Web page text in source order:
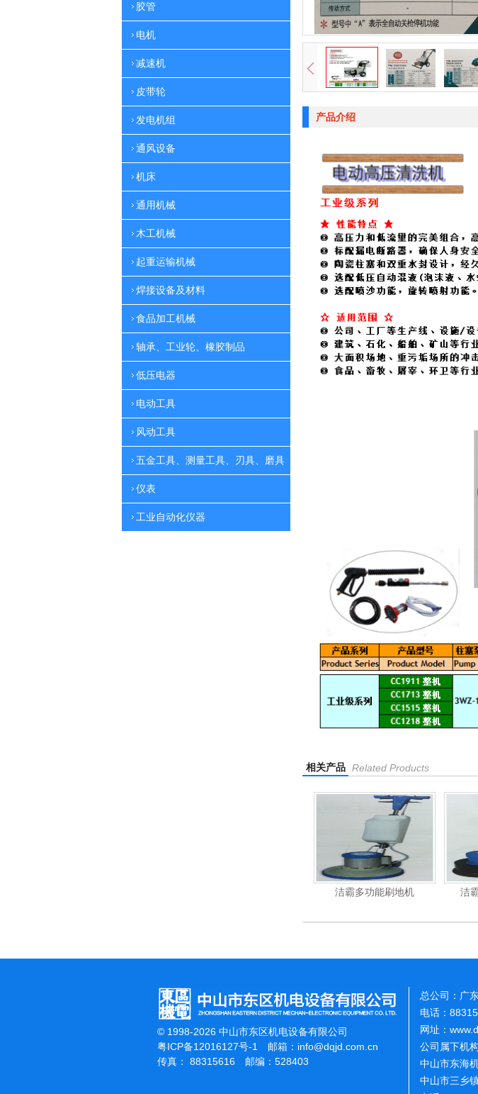
胶管
电机
减速机
皮带轮
发电机组
通风设备
机床
通用机械
木工机械
起重运输机械
焊接设备及材料
食品加工机械
轴承、工业轮、橡胶制品
低压电器
电动工具
风动工具
五金工具、测量工具、刃具、磨具
仪表
工业自动化仪器
产品介绍
相关产品 Related Products
洁霸多功能刷地机 洁
© 1998-2026 中山市东区机电设备有限公司
粤ICP备12016127号-1
邮箱： info@dqjd.com.cn
传真： 88315616 邮编：528403
总公司：广
电话：
网址：
公司属下机构
中山市东海
中山市三乡